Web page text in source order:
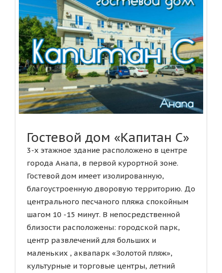
Гостевой дом «Капитан С»
3-х этажное здание расположено в центре
города Анапа, в первой курортной зоне.
Гостевой дом имеет изолированную,
благоустроенную дворовую территорию. До
центрального песчаного пляжа спокойным
шагом 10 -15 минут. В непосредственной
близости расположены: городской парк,
центр развлечений для больших и
маленьких , аквапарк «Золотой пляж»,
культурные и торговые центры, летний